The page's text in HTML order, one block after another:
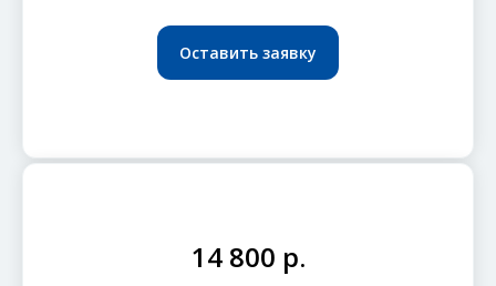
Оставить заявку
14 800 р.